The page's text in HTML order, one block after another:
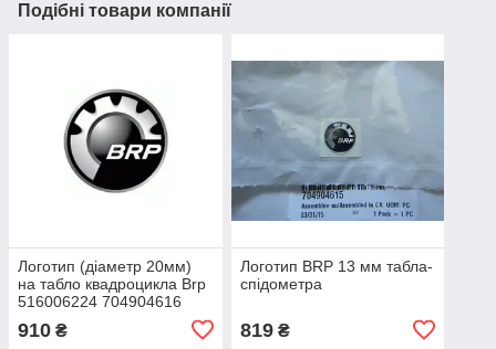
Подібні товари компанії
Логотип (діаметр 20мм)
на табло квадроцикла Brp
516006224 704904616
910 ₴
Логотип BRP 13 мм табла-
спідометра
819₴